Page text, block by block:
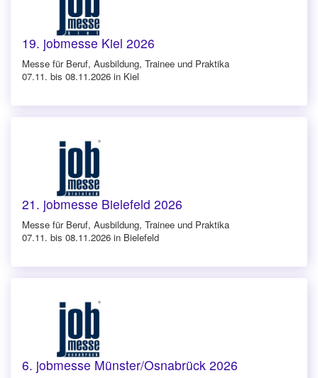
19. jobmesse Kiel 2026
Messe für Beruf, Ausbildung, Trainee und Praktika
07.11. bis 08.11.2026 in Kiel
21. jobmesse Bielefeld 2026
Messe für Beruf, Ausbildung, Trainee und Praktika
07.11. bis 08.11.2026 in Bielefeld
6. jobmesse Münster/Osnabrück 2026